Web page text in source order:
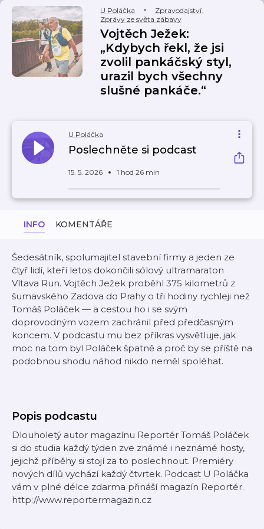
U Poláčka Zpravodajství,
Zprávy ze světa zábavy
Vojtěch Ježek:
„Kdybych řekl, že jsi
zvolil pankáčský styl,
urazil bych všechny
slušné pankáče.“
U Poláčka
Poslechněte si podcast
15. 5. 2026 1 hod 26 min
INFO KOMENTÁŘE
Šedesátník, spolumajitel stavební firmy a jeden ze
čtyř lidí, kteří letos dokončili sólový ultramaraton
Vltava Run. Vojtěch Ježek proběhl 375 kilometrů z
šumavského Zadova do Prahy o tři hodiny rychleji než
Tomáš Poláček — a cestou ho i se svým
doprovodným vozem zachránil před předčasným
koncem. V podcastu mu bez příkras vysvětluje, jak
moc na tom byl Poláček špatně a proč by se příště na
podobnou shodu náhod nikdo neměl spoléhat.
Popis podcastu
Dlouholetý autor magazínu Reportér Tomáš Poláček
si do studia každý týden zve známé i neznámé hosty,
jejichž příběhy si stojí za to poslechnout. Premiéry
nových dílů vychází každý čtvrtek. Podcast U Poláčka
vám v plné délce zdarma přináší magazín Reportér.
http://www.reportermagazin.cz